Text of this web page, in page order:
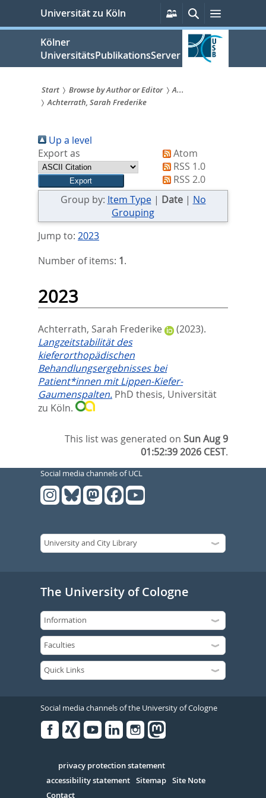
springen
Universität zu Köln
Persönliche
Services
SucheMenü
Kölner
UniversitätsPublikationsServer
Sie
sind
hier:
Start Browse by Author or Editor
A...
Achterrath, Sarah Frederike
Up a level
Export as
Atom
RSS 1.0
RSS 2.0
Group by: Item Type| Date| No
Grouping
Jump to: 2023
Number of items: 1.
2023
Achterrath, Sarah Frederike
(2023).
Langzeitstabilität des
kieferorthopädischen
Behandlungsergebnisses bei
Patient*innen mit Lippen-Kiefer-
Gaumenspalten. PhD thesis, Universität
zu Köln.
This list was generated onSun Aug 9
01:52:39 2026 CEST.
Social media channels of UCL
The University of Cologne
Social media channels of the University of Cologne
Serivce
privacy protection statement
accessibility statement Sitemap Site Note
Contact